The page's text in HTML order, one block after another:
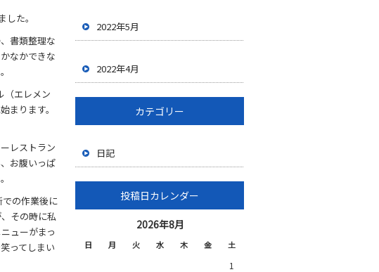
た。
書類整理な
なかできな
（エレメン
まります。
レストラン
お腹いっぱ
の作業後に
その時に私
ューがまっ
ってしまい
2022年5月
2022年4月
カテゴリー
日記
投稿日カレンダー
2026年8月
日 月 火 水 木 金 土
1